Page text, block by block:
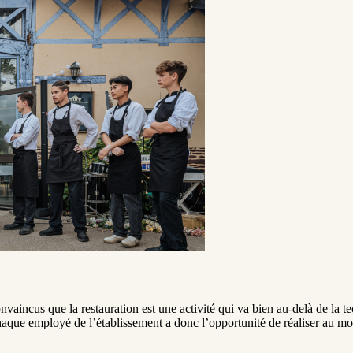
que la restauration est une activité qui va bien au-delà de la
employé de l’établissement a donc l’opportunité de réaliser au